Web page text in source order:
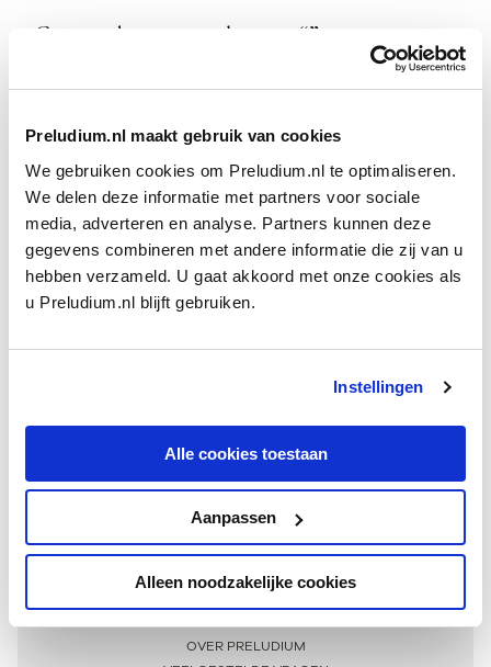
Preludium.nl maakt gebruik van cookies
We gebruiken cookies om Preludium.nl te optimaliseren.
We delen deze informatie met partners voor sociale
media, adverteren en analyse. Partners kunnen deze
gegevens combineren met andere informatie die zij van u
hebben verzameld. U gaat akkoord met onze cookies als
u Preludium.nl blijft gebruiken.
Instellingen
Alle cookies toestaan
Aanpassen
Alleen noodzakelijke cookies
Geen resultaten gevonden voor “”.
Meer informatie
OVER PRELUDIUM